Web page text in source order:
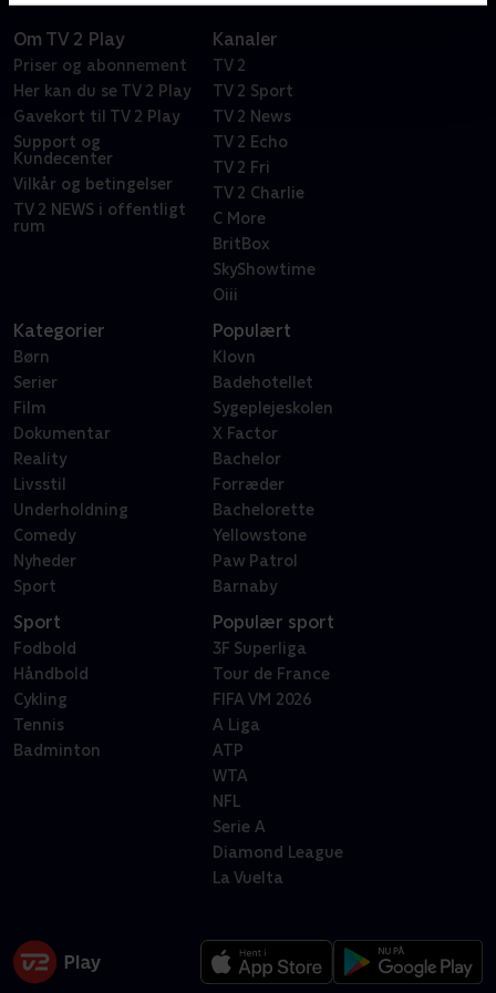
Om TV 2 Play
Priser og abonnement
Her kan du se TV 2 Play
Gavekort til TV 2 Play
Support og
Kundecenter
Vilkår og betingelser
TV 2 NEWS i offentligt
rum
Kanaler
TV 2
TV 2 Sport
TV 2 News
TV 2 Echo
TV 2 Fri
TV 2 Charlie
C More
BritBox
SkyShowtime
Oiii
Kategorier
Børn
Serier
Film
Dokumentar
Reality
Livsstil
Underholdning
Comedy
Nyheder
Sport
Populært
Klovn
Badehotellet
Sygeplejeskolen
X Factor
Bachelor
Forræder
Bachelorette
Yellowstone
Paw Patrol
Barnaby
Sport
Fodbold
Håndbold
Cykling
Tennis
Badminton
Populær sport
3F Superliga
Tour de France
FIFA VM 2026
A Liga
ATP
WTA
NFL
Serie A
Diamond League
La Vuelta